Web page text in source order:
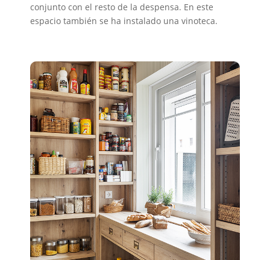
conjunto con el resto de la despensa. En este
espacio también se ha instalado una vinoteca.